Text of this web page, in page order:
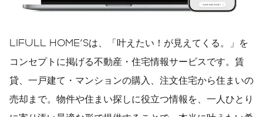
LIFULL HOME'Sは、「叶えたい！が見えてくる。」を
コンセプトに掲げる不動産・住宅情報サービスです。賃
貸、一戸建て・マンションの購入、注文住宅から住まいの
売却まで。物件や住まい探しに役立つ情報を、一人ひとり